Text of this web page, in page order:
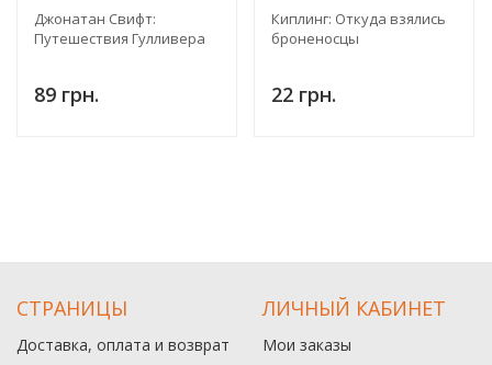
Джонатан Свифт:
Путешествия Гулливера
89 грн.
Киплинг: Откуда взялись
броненосцы
22 грн.
СТРАНИЦЫ
Доставка, оплата и возврат
ЛИЧНЫЙ КАБИНЕТ
Мои заказы